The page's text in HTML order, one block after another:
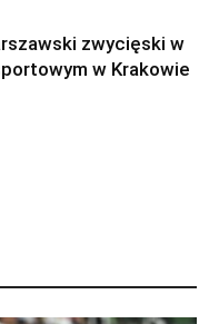
zwycięski w
w Krakowie